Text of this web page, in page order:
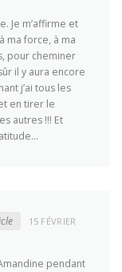
Je m’affirme et
ma force, à ma
pour cheminer
il y aura encore
j’ai tous les
en tirer le
autres !!! Et
15 FÉVRIER
pendant